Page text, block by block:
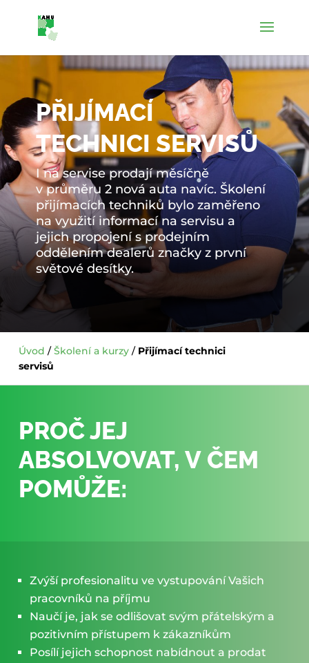
PŘIJÍMACÍ
TECHNICI SERVISŮ
I na servise prodají měsíčně
v průměru 2 nová auta navíc. Školení
přijímacích techniků bylo zaměřeno
na využití informací na servisu a
jejich propojení s prodejním
oddělením dealerů značky z první
světové desítky.
Úvod /Školení a kurzy/ Přijímací technici
servisů
PROČ JEJ
ABSOLVOVAT, V ČEM
POMŮŽE:
Zvýší profesionalitu ve vystupování Vašich
pracovníků na příjmu
Naučí je, jak se odlišovat svým přátelským a
pozitivním přístupem k zákazníkům
Posílí jejich schopnost nabídnout a prodat